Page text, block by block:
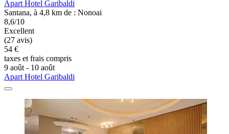
Apart Hotel Garibaldi
Santana, à 4,8 km de : Nonoai
8,6/10
Excellent
(27 avis)
54 €
taxes et frais compris
9 août - 10 août
Apart Hotel Garibaldi